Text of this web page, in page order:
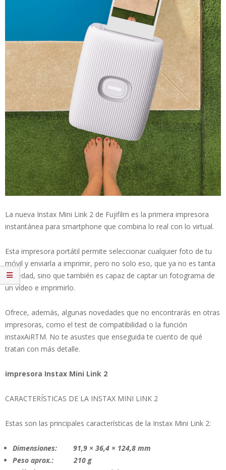
La nueva Instax Mini Link 2 de Fujifilm es la primera impresora
instantánea para smartphone que combina lo real con lo virtual.
Esta impresora portátil permite seleccionar cualquier foto de tu
móvil y enviarla a imprimir, pero no solo eso, que ya no es tanta
novedad, sino que también es capaz de captar un fotograma de
un vídeo e imprimirlo.
Ofrece, además, algunas novedades que no encontrarás en otras
impresoras, como el test de compatibilidad o la función
instaxAiRTM. No te asustes que enseguida te cuento de qué
tratan con más detalle.
impresora Instax Mini Link 2
CARACTERÍSTICAS DE LA INSTAX MINI LINK 2
Estas son las principales características de la Instax Mini Link 2:
Dimensiones: 91,9 × 36,4 × 124,8 mm
Peso aprox.: 210 g